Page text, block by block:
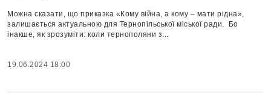
Можна сказати, що приказка «Кому війна, а кому – мати рідна»,
залишається актуальною для Тернопільської міської ради. Бо
інакше, як зрозуміти: коли тернополяни з...
19.06.2024 18:00